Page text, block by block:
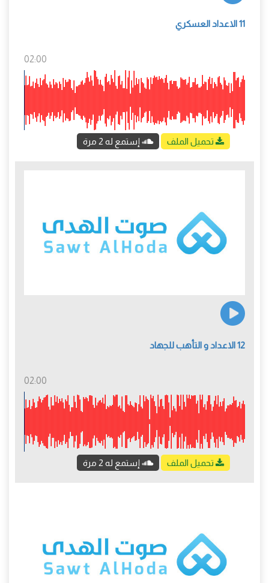
11 الاعداد العسكري
02:00
تحميل الملف إستمع له 2 مرة
12 الاعداد و التأهب للجهاد
02:00
تحميل الملف إستمع له 2 مرة